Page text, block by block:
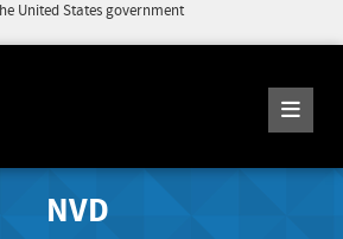
United States government
NVD